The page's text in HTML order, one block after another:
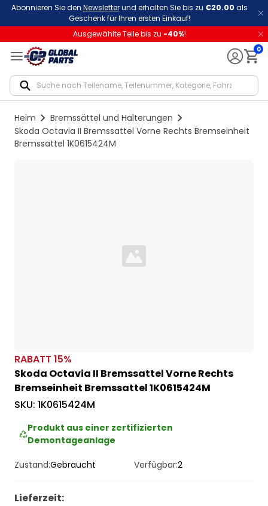
Abonnieren Sie den Newsletterund erhalten Sie bis zu €20.00 als
Geschenk für Ihren ersten Einkauf!
Ausgewählte Teile bis zu -40%!
0
Heim
Bremssättel und Halterungen
Skoda Octavia II Bremssattel Vorne Rechts Bremseinheit
Bremssattel 1K0615424M
Loading...
RABATT 15%
Skoda Octavia II Bremssattel Vorne Rechts
Bremseinheit Bremssattel 1K0615424M
SKU: 1K0615424M
Produkt aus einer zertifizierten
Demontageanlage
Zustand:Gebraucht Verfügbar:2
Lieferzeit: